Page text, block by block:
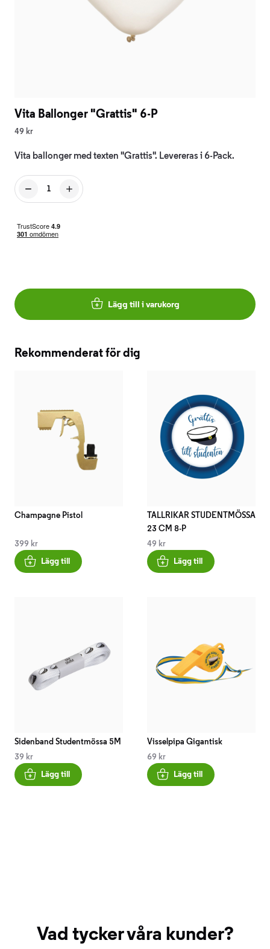
Vita Ballonger "Grattis" 6-P
49 kr
Vita ballonger med texten "Grattis". Levereras i 6-Pack.
Lägg till i varukorg
Rekommenderat för dig
Champagne Pistol
Lägg till
399 kr
TALLRIKAR STUDENTMÖSSA
23 CM 8-P
Lägg till
49 kr
Sidenband Studentmössa 5M
Lägg till
39 kr
Visselpipa Gigantisk
Lägg till
69 kr
Vad tycker våra kunder?